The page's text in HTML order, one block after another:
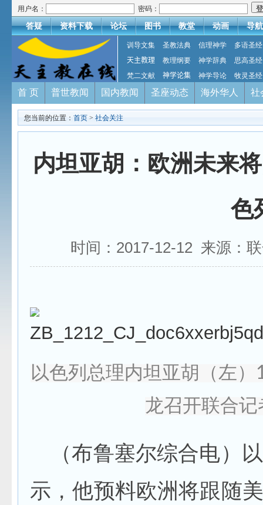
用户名： 密码：
答疑 资料下载 论坛 图书 教堂 动画 导航
训导文集 圣教法典 信理神学
多语圣经
天主教理
教理纲要 神学辞典
思高圣经
梵二文献
神学论集 神学导论 牧灵圣经
首 页 普世教闻 国内教闻 圣座动态 海外华人 社
您当前的位置： 首页 > 社会关注
内坦亚胡：欧洲未来
色
时间：2017-12-12 来源：
以色列总理内坦亚胡（左
龙召开联合
（布鲁塞尔综合电）
示，他预料欧洲将跟随